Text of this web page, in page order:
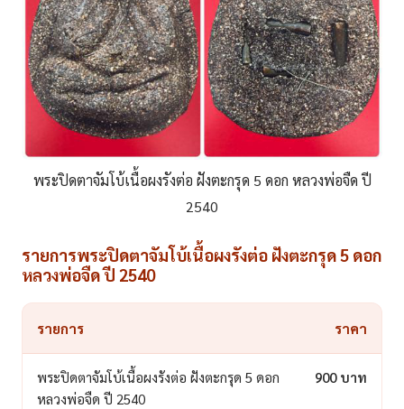
พระปิดตาจัมโบ้เนื้อผงรังต่อ ฝังตะกรุด 5 ดอก หลวงพ่อจืด ปี
2540
รายการพระปิดตาจัมโบ้เนื้อผงรังต่อ ฝังตะกรุด 5 ดอก
หลวงพ่อจืด ปี 2540
รายการ ราคา
พระปิดตาจัมโบ้เนื้อผงรังต่อ ฝังตะกรุด 5 ดอก
หลวงพ่อจืด ปี 2540
900 บาท